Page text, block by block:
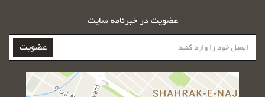
عضویت در خبرنامه سایت
ایمیل
خود
را
عضویت